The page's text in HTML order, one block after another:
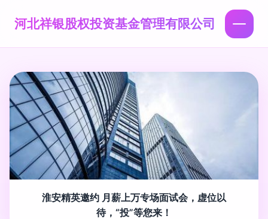
河北祥银股权投资基金管理有限公司
淮安精英邀约 月薪上万专场面试会，虚位以
待，“投”等您来！